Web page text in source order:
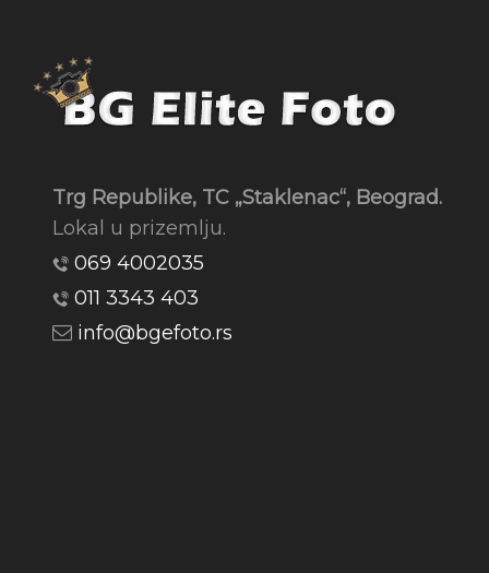
Trg Republike, TC „Staklenac“, Beograd.
Lokal u prizemlju.
069 4002035
011 3343 403
info@bgefoto.rs